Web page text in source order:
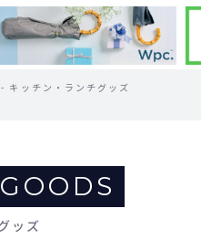
キッチン・ランチグッズ
ッズ